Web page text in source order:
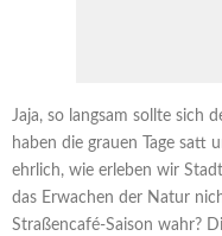
Jaja, so langsam sollte sich
haben die grauen Tage satt
ehrlich, wie erleben wir
das Erwachen der Natur
Straßencafé-Saison wahr?